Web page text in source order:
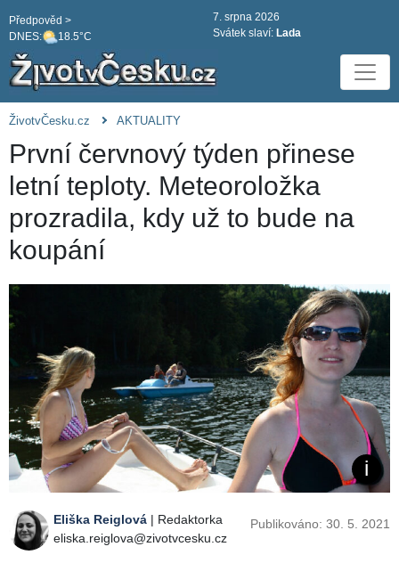
DNES: 18.5°C
Předpověd >
7. srpna 2026
Svátek slaví: Lada
ŽivotvČesku.cz AKTUALITY
První červnový týden přinese
letní teploty. Meteoroložka
prozradila, kdy už to bude na
koupání
Eliška Reiglová | Redaktorka
eliska.reiglova@zivotvcesku.cz
Publikováno: 30. 5. 2021